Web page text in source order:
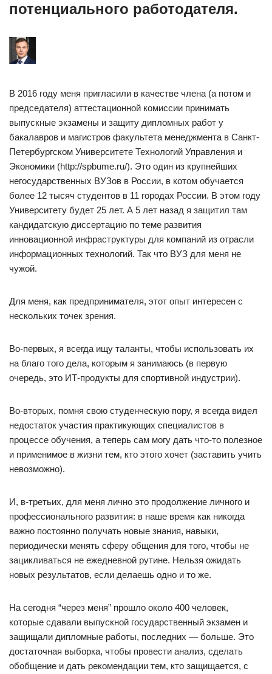
потенциального работодателя.
В 2016 году меня пригласили в качестве члена (а потом и
председателя) аттестационной комиссии принимать
выпускные экзамены и защиту дипломных работ у
бакалавров и магистров факультета менеджмента в Санкт-
Петербургском Университете Технологий Управления и
Экономики (http://spbume.ru/). Это один из крупнейших
негосударственных ВУЗов в России, в котом обучается
более 12 тысяч студентов в 11 городах России. В этом году
Университету будет 25 лет. А 5 лет назад я защитил там
кандидатскую диссертацию по теме развития
инновационной инфраструктуры для компаний из отрасли
информационных технологий. Так что ВУЗ для меня не
чужой.
Для меня, как предпринимателя, этот опыт интересен с
нескольких точек зрения.
Во-первых, я всегда ищу таланты, чтобы использовать их
на благо того дела, которым я занимаюсь (в первую
очередь, это ИТ-продукты для спортивной индустрии).
Во-вторых, помня свою студенческую пору, я всегда видел
недостаток участия практикующих специалистов в
процессе обучения, а теперь сам могу дать что-то полезное
и применимое в жизни тем, кто этого хочет (заставить учить
невозможно).
И, в-третьих, для меня лично это продолжение личного и
профессионального развития: в наше время как никогда
важно постоянно получать новые знания, навыки,
периодически менять сферу общения для того, чтобы не
зацикливаться не ежедневной рутине. Нельзя ожидать
новых результатов, если делаешь одно и то же.
На сегодня “через меня” прошло около 400 человек,
которые сдавали выпускной государственный экзамен и
защищали дипломные работы, последних — больше. Это
достаточная выборка, чтобы провести анализ, сделать
обобщение и дать рекомендации тем, кто защищается, с